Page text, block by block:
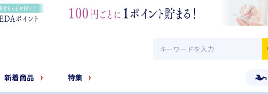
新着商品 特集